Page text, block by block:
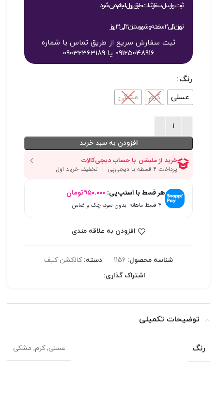
ثبت و ارسال سفارشات طبق روال انجام می شود
تهران 1 الی 2 ساعته و شهرستان 2 الی 3 روز
ثبت سفارش سریع از طریق تماس با شماره
09125048916 یا 09032363189
رنگ
عسلی
کرم مشکی
افزودن به سبد خرید
هر قسط با اسنپ‌پی: ۹۵۰.۰۰۰تومان
۴ قسط ماهانه. بدون سود، چک و ضامن.
افزودن به علاقه مندی
شناسه محصول: 1156 دسته: کالکشن کیف
اشتراک گذاری:
توضیحات تکمیلی
رنگ عسلی, کرم, مشکی